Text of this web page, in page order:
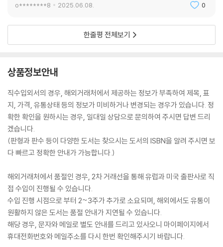
o********8 2025.06.08. 0
한줄평 전체보기
상품정보안내
직수입외서의 경우, 해외거래처에서 제공하는 정보가 부족하여 제목, 표
지, 가격, 유통상태 등의 정보가 미비하거나 변경되는 경우가 있습니다. 정
확한 확인을 원하시는 경우, 일대일 상담으로 문의하여 주시면 답변 드리
겠습니다.
(판형과 판수 등이 다양한 도서는 찾으시는 도서의 ISBN을 알려 주시면 보
다 빠르고 정확한 안내가 가능합니다.)
해외거래처에서 품절인 경우, 2차 거래선을 통해 유럽과 미국 출판사로 직
접 수입이 진행될 수 있습니다.
수입 진행 시점으로 부터 2~3주가 추가로 소요되며, 해외에서도 유통이
원활하지 않은 도서는 품절 안내가 지연될 수 있습니다.
해당 경우, 문자와 메일로 별도 안내를 드리고 있사오니 마이페이지에서
휴대전화번호와 메일주소를 다시 한번 확인해주시기 바랍니다.